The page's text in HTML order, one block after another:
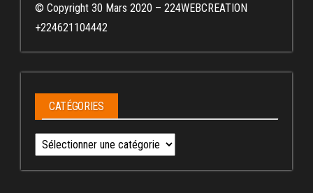
© Copyright 30 Mars 2020 – 224WEBCREATION
+224621104442
CATÉGORIES
Catégories